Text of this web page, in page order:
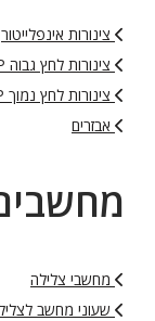
צינורות אינפלייטור
צינורות לחץ גבוה HP
צינורות לחץ נמוך LP
אבזרים
מחשבי צלילה
שעוני מחשב